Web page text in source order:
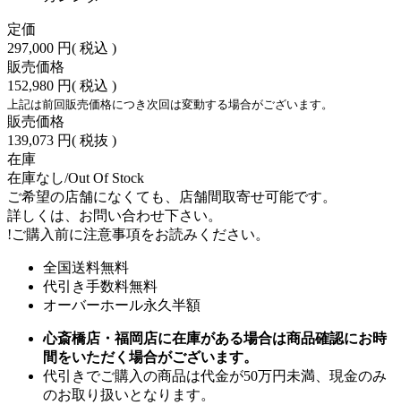
定価
297,000 円( 税込 )
販売価格
152,980 円( 税込 )
上記は前回販売価格につき次回は変動する場合がございます。
販売価格
139,073 円( 税抜 )
在庫
在庫なし/Out Of Stock
ご希望の店舗になくても、店舗間取寄せ可能です。
詳しくは、お問い合わせ下さい。
!ご購入前に注意事項をお読みください。
全国送料無料
代引き手数料無料
オーバーホール永久半額
心斎橋店・福岡店に在庫がある場合は商品確認にお時
間をいただく場合がございます。
代引きでご購入の商品は代金が50万円未満、現金のみ
のお取り扱いとなります。